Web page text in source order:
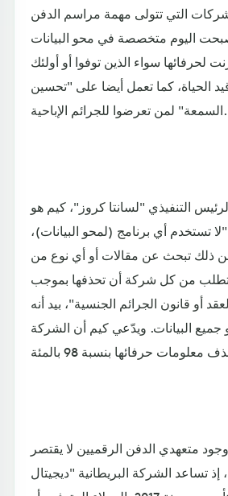
التي تتولى مهمة مراسم الدفن
اليوم متخصصة في محو البيانات
لحرفائها سواء الذين توفوا أو أولئك
الحياة، كما تعمل أيضا على "تحسين
السمعة" لمن تعرضوا للجرائم الإباحية.
التنفيذي "لسانتا كروز"، كيم هو
تستخدم أي برنامج (لمحو البيانات)،
ذلك تبحث عن مقالات أو أي نوع من
من كل شركة أن تحذفها بموجب
أو قانون الجرائم الجنسية"، بيد أنه
البيانات. ويدّعي كيم أن الشركة
متعهدي الدفن الرقميين لا يقتصر
إذ تساعد الشركة البريطانية "ديجيتال